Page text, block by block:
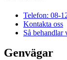
Telefon: 08-
Kontakta oss
Så behandlar
Genvägar